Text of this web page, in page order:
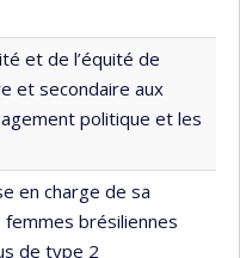
et de l’équité de
et secondaire aux
politique et les
en charge de sa
brésiliennes
de type 2